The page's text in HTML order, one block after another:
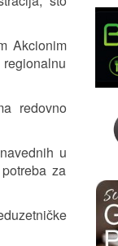
Akcionim
redovno
u
za